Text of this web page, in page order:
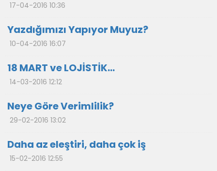
17-04-2016 10:36
Yazdığımızı Yapıyor Muyuz?
10-04-2016 16:07
18 MART ve LOJİSTİK…
14-03-2016 12:12
Neye Göre Verimlilik?
29-02-2016 13:02
Daha az eleştiri, daha çok iş
15-02-2016 12:55